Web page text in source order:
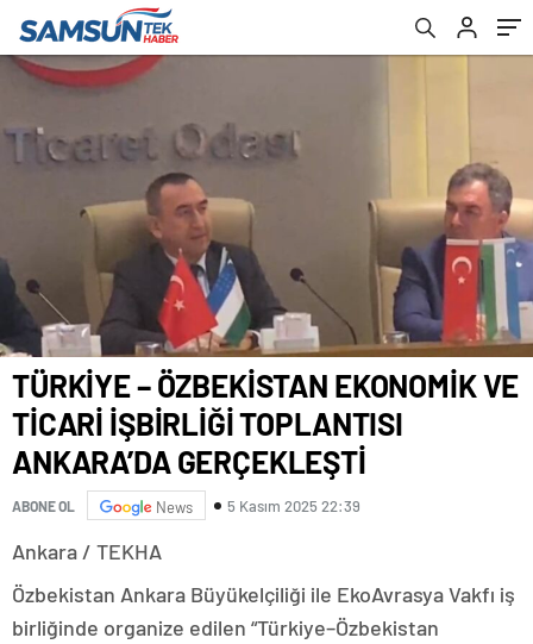
GERÇEKLEŞTİ
TÜRKİYE – ÖZBEKİSTAN EKONOMİK VE
TİCARİ İŞBİRLİĞİ TOPLANTISI
ANKARA’DA GERÇEKLEŞTİ
ABONE OL News 5 Kasım 2025 22:39
Ankara / TEKHA
Özbekistan Ankara Büyükelçiliği ile EkoAvrasya Vakfı iş
birliğinde organize edilen “Türkiye–Özbekistan